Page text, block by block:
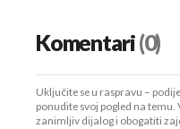
Komentari(0)
Uključite se u raspravu –
ponudite svoj pogled na
zanimljiv dijalog i obogatiti